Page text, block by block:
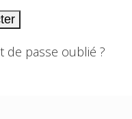
de passe oublié ?